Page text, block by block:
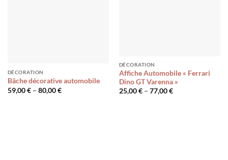
DÉCORATION
Bâche décorative automobile
59,00€– 80,00€
DÉCORATION
Affiche Automobile « Ferrari
Dino GT Varenna »
25,00€– 77,00€